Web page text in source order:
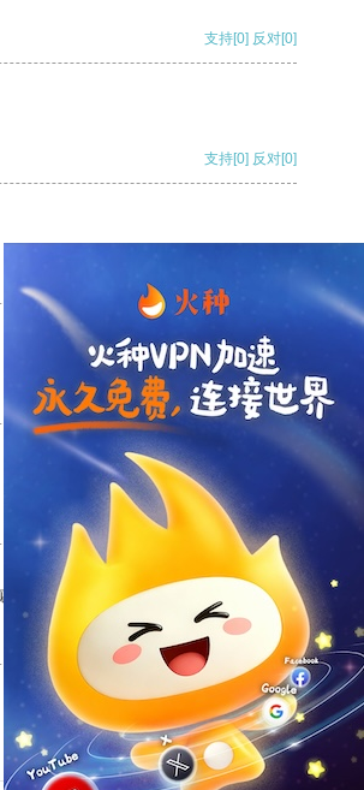
支持[0] 反对[0]
支持[0] 反对[0]
支持 [0] 反对[0]
支持[0] 反对
有了这个app，我再也不用担心了。
支持[0] 反对[0]